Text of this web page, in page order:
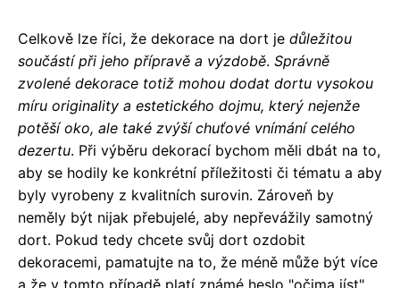
Celkově lze říci, že dekorace na dort je důležitou
součástí při jeho přípravě a výzdobě. Správně
zvolené dekorace totiž mohou dodat dortu vysokou
míru originality a estetického dojmu, který nejenže
potěší oko, ale také zvýší chuťové vnímání celého
dezertu. Při výběru dekorací bychom měli dbát na to,
aby se hodily ke konkrétní příležitosti či tématu a aby
byly vyrobeny z kvalitních surovin. Zároveň by
neměly být nijak přebujelé, aby nepřevážily samotný
dort. Pokud tedy chcete svůj dort ozdobit
dekoracemi, pamatujte na to, že méně může být více
a že v tomto případě platí známé heslo "očima jíst".